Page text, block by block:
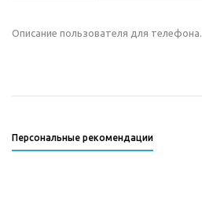
Описание пользователя для телефона.
Персональные рекомендации